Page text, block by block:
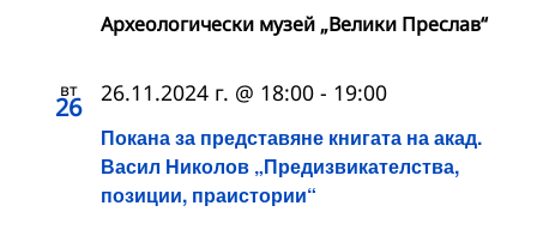
Археологически музей „Велики Преслав“
вт
26
Покана за представяне книгата на акад.
Васил Николов „Предизвикателства,
позиции, праистории“
26.11.2024 г. @ 18:00 - 19:00